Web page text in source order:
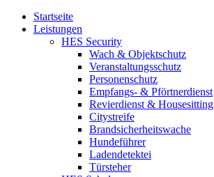
Startseite
Leistungen
HES Security
Wach & Objektschutz
Veranstaltungsschutz
Personenschutz
Empfangs- & Pförtnerdienst
Revierdienst & Housesitting
Citystreife
Brandsicherheitswache
Hundeführer
Ladendetektei
Türsteher